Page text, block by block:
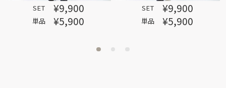
SET ¥9,900
単品 ¥5,900
SET ¥9,900
単品 ¥5,900